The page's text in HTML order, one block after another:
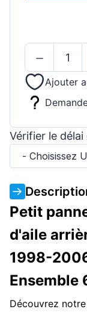
Ajouter
Vérifier le
- Choisissez
Petit
d'aile
1998-
Ensemble
Découvrez notre